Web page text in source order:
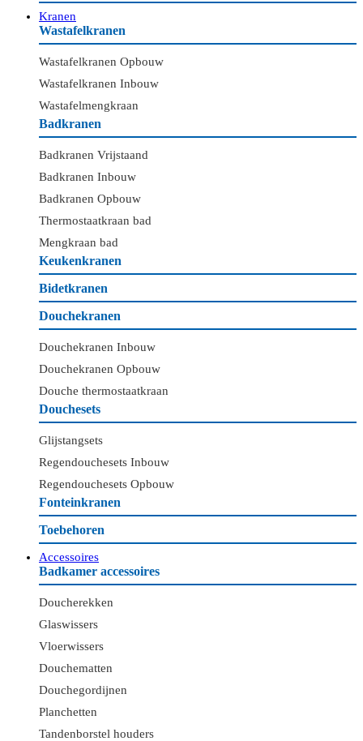
Kranen
Wastafelkranen
Wastafelkranen Opbouw
Wastafelkranen Inbouw
Wastafelmengkraan
Badkranen
Badkranen Vrijstaand
Badkranen Inbouw
Badkranen Opbouw
Thermostaatkraan bad
Mengkraan bad
Keukenkranen
Bidetkranen
Douchekranen
Douchekranen Inbouw
Douchekranen Opbouw
Douche thermostaatkraan
Douchesets
Glijstangsets
Regendouchesets Inbouw
Regendouchesets Opbouw
Fonteinkranen
Toebehoren
Accessoires
Badkamer accessoires
Doucherekken
Glaswissers
Vloerwissers
Douchematten
Douchegordijnen
Planchetten
Tandenborstel houders